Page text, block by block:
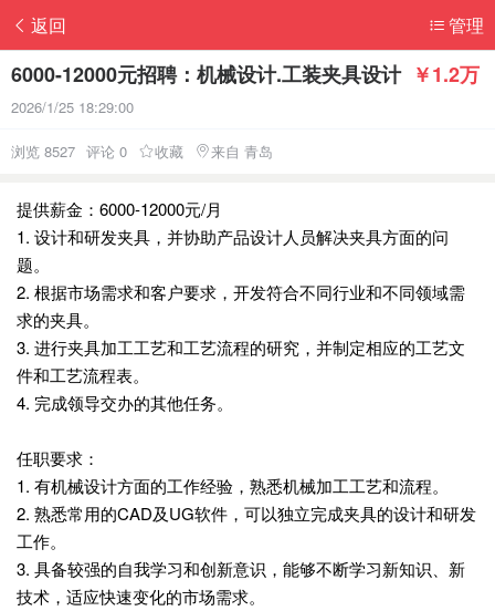
返回 管理
6000-12000元招聘：机械设计.工装夹具设计 ￥1.2万
2026/1/25 18:29:00
浏览 8527 评论 0 收藏 来自 青岛
提供薪金：6000-12000元/月
1. 设计和研发夹具，并协助产品设计人员解决夹具方面的问
题。
2. 根据市场需求和客户要求，开发符合不同行业和不同领域需
求的夹具。
3. 进行夹具加工工艺和工艺流程的研究，并制定相应的工艺文
件和工艺流程表。
4. 完成领导交办的其他任务。
任职要求：
1. 有机械设计方面的工作经验，熟悉机械加工工艺和流程。
2. 熟悉常用的CAD及UG软件，可以独立完成夹具的设计和研发
工作。
3. 具备较强的自我学习和创新意识，能够不断学习新知识、新
技术，适应快速变化的市场需求。